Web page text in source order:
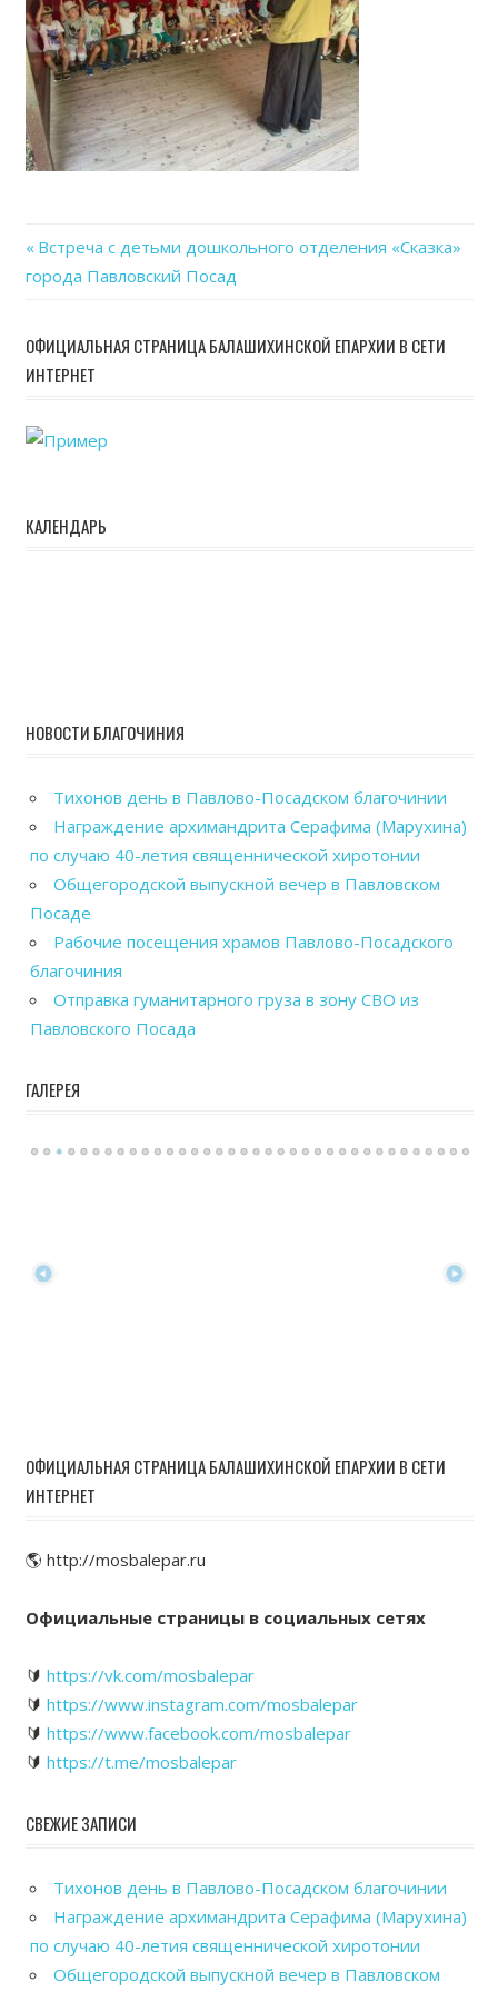
Навигация
записям
Previous
Post:
Встреча с детьми дошкольного отделения «Сказка»
города Павловский Посад
ОФИЦИАЛЬНАЯ СТРАНИЦА БАЛАШИХИНСКОЙ ЕПАРХИИ В СЕТИ
ИНТЕРНЕТ
КАЛЕНДАРЬ
НОВОСТИ БЛАГОЧИНИЯ
Тихонов день в Павлово-Посадском благочинии
Награждение архимандрита Серафима (Марухина)
по случаю 40-летия священнической хиротонии
Общегородской выпускной вечер в Павловском
Посаде
Рабочие посещения храмов Павлово-Посадского
благочиния
Отправка гуманитарного груза в зону СВО из
Павловского Посада
ГАЛЕРЕЯ
ОФИЦИАЛЬНАЯ СТРАНИЦА БАЛАШИХИНСКОЙ ЕПАРХИИ В СЕТИ
ИНТЕРНЕТ
🌎 http://mosbalepar.ru
Официальные страницы в социальных сетях
🔰 https://vk.com/mosbalepar
🔰 https://www.instagram.com/mosbalepar
🔰 https://www.facebook.com/mosbalepar
🔰 https://t.me/mosbalepar
СВЕЖИЕ ЗАПИСИ
Тихонов день в Павлово-Посадском благочинии
Награждение архимандрита Серафима (Марухина)
по случаю 40-летия священнической хиротонии
Общегородской выпускной вечер в Павловском